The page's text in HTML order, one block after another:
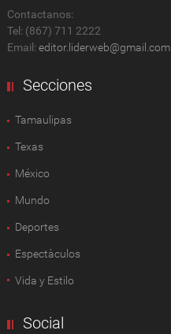
Contactanos:
Tel: (867) 711 2222
Email: editor.liderweb@gmail.com
Secciones
Tamaulipas
Texas
México
Mundo
Deportes
Espectàculos
Vida y Estilo
Social